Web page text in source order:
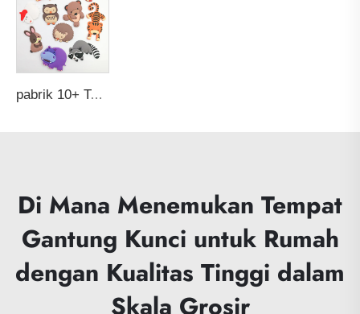
pabrik 10+ Tahun 3D Promosi Lucu Custom Disesuaikan Kulkas PVC Lembut Karet Natal Pariwisata Souvenir Magnet Kulkas
Di Mana Menemukan Tempat
Gantung Kunci untuk Rumah
dengan Kualitas Tinggi dalam
Skala Grosir